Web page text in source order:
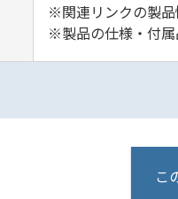
※関連リンクの製品
※製品の仕様・付
こ